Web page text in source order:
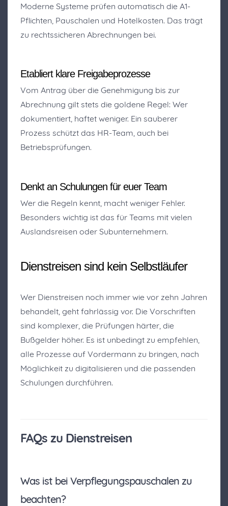
Moderne Systeme prüfen automatisch die A1-
Pflichten, Pauschalen und Hotelkosten. Das trägt
zu rechtssicheren Abrechnungen bei.
Etabliert klare Freigabeprozesse
Vom Antrag über die Genehmigung bis zur
Abrechnung gilt stets die goldene Regel: Wer
dokumentiert, haftet weniger. Ein sauberer
Prozess schützt das HR-Team, auch bei
Betriebsprüfungen.
Denkt an Schulungen für euer Team
Wer die Regeln kennt, macht weniger Fehler.
Besonders wichtig ist das für Teams mit vielen
Auslandsreisen oder Subunternehmern.
Dienstreisen sind kein Selbstläufer
Wer Dienstreisen noch immer wie vor zehn Jahren
behandelt, geht fahrlässig vor. Die Vorschriften
sind komplexer, die Prüfungen härter, die
Bußgelder höher. Es ist unbedingt zu empfehlen,
alle Prozesse auf Vordermann zu bringen, nach
Möglichkeit zu digitalisieren und die passenden
Schulungen durchführen.
FAQs zu Dienstreisen
Was ist bei Verpflegungspauschalen zu
beachten?